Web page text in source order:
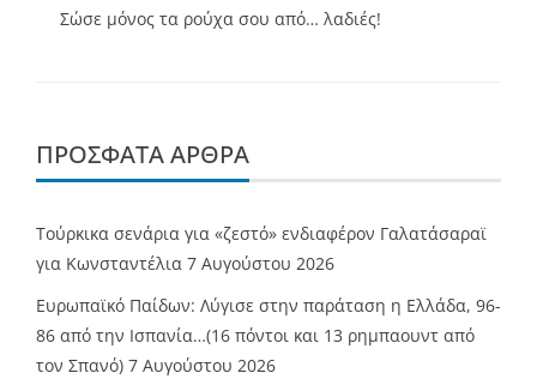
Σώσε μόνος τα ρούχα σου από… λαδιές!
ΠΡΌΣΦΑΤΑ ΆΡΘΡΑ
Τούρκικα σενάρια για «ζεστό» ενδιαφέρον Γαλατάσαραϊ
για Κωνσταντέλια 7 Αυγούστου 2026
Ευρωπαϊκό Παίδων: Λύγισε στην παράταση η Ελλάδα, 96-
86 από την Ισπανία…(16 πόντοι και 13 ρημπαουντ από
τον Σπανό) 7 Αυγούστου 2026